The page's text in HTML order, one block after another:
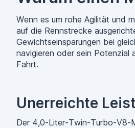
Wenn es um rohe Agilität und
auf die Rennstrecke
Gewichtseinsparungen bei
navigieren oder sein Potenzial
Fahrt.
Unerreichte
Der 4,0-Liter-Twin-Turbo-V8-